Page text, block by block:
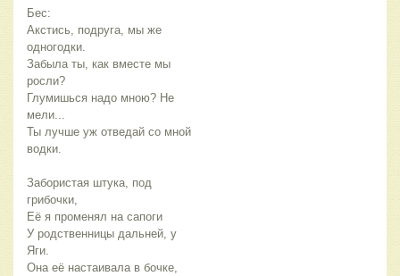
Бес:
Акстись, подруга, мы же
одногодки.
Забыла ты, как вместе мы
росли?
Глумишься надо мною? Не
мели...
Ты лучше уж отведай со мной
водки.
Забористая штука, под
грибочки,
Её я променял на сапоги
У родственницы дальней, у
Яги.
Она её настаивала в бочке,